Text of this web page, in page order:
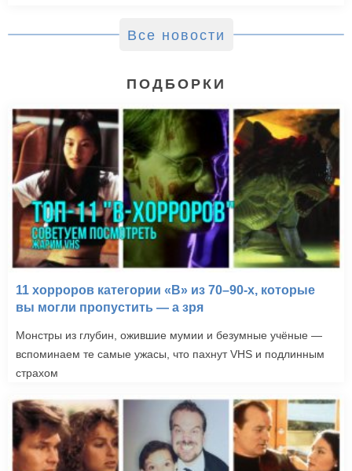
Все новости
ПОДБОРКИ
11 хорроров категории «B» из 70–90-х, которые
вы могли пропустить — а зря
Монстры из глубин, ожившие мумии и безумные учёные —
вспоминаем те самые ужасы, что пахнут VHS и подлинным
страхом